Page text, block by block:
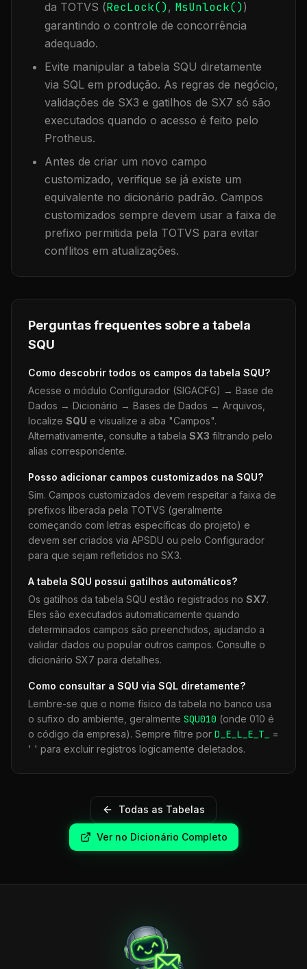
da TOTVS (RecLock(), MsUnlock())
garantindo o controle de concorrência
adequado.
Evite manipular a tabela SQU diretamente
via SQL em produção. As regras de negócio,
validações de SX3 e gatilhos de SX7 só são
executados quando o acesso é feito pelo
Protheus.
Antes de criar um novo campo
customizado, verifique se já existe um
equivalente no dicionário padrão. Campos
customizados sempre devem usar a faixa de
prefixo permitida pela TOTVS para evitar
conflitos em atualizações.
Perguntas frequentes sobre a tabela
SQU
Como descobrir todos os campos da tabela SQU?
Acesse o módulo Configurador (SIGACFG) → Base de
Dados → Dicionário → Bases de Dados → Arquivos,
localize SQU e visualize a aba "Campos".
Alternativamente, consulte a tabela SX3 filtrando pelo
alias correspondente.
Posso adicionar campos customizados na SQU?
Sim. Campos customizados devem respeitar a faixa de
prefixos liberada pela TOTVS (geralmente
começando com letras específicas do projeto) e
devem ser criados via APSDU ou pelo Configurador
para que sejam refletidos no SX3.
A tabela SQU possui gatilhos automáticos?
Os gatilhos da tabela SQU estão registrados no SX7.
Eles são executados automaticamente quando
determinados campos são preenchidos, ajudando a
validar dados ou popular outros campos. Consulte o
dicionário SX7 para detalhes.
Como consultar a SQU via SQL diretamente?
Lembre-se que o nome físico da tabela no banco usa
o sufixo do ambiente, geralmente SQU010 (onde 010 é
o código da empresa). Sempre filtre por D_E_L_E_T_
=
' ' para excluir registros logicamente deletados.
Todas as Tabelas
Ver no Dicionário Completo